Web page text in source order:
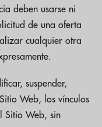
deben usarse ni
de una oferta
cualquier otra
suspender,
Web, los vínculos
Sitio Web, sin